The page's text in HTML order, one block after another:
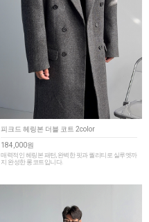
피크드 헤링본 더블 코트 2color
184,000원
매력적인 헤링본 패턴, 완벽한 핏과 퀄리티로 실루엣까
지 완성한 롱코트입니다.